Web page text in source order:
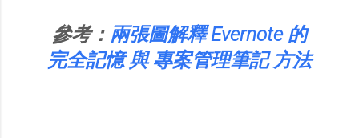
參考： 兩張圖解釋 Evernote 的
完全記憶 與 專案管理筆記 方法